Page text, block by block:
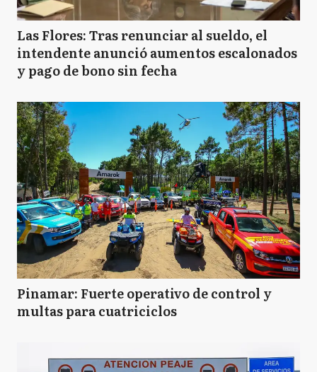
Las Flores: Tras renunciar al sueldo, el
intendente anunció aumentos escalonados
y pago de bono sin fecha
Pinamar: Fuerte operativo de control y
multas para cuatriciclos